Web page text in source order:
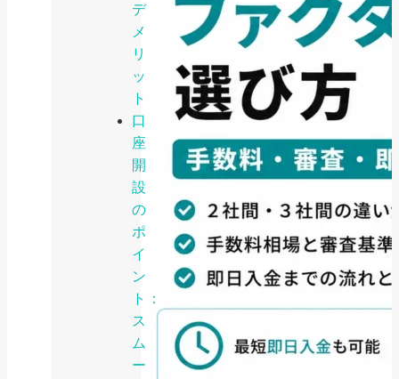
デ
メ
リ
ッ
ト
口
座
開
設
の
ポ
イ
ン
ト：
ス
ム
ー